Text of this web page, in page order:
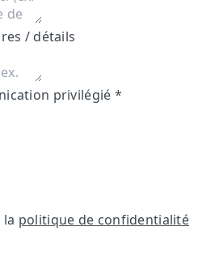
/ détails
privilégié *
la politique de confidentialité